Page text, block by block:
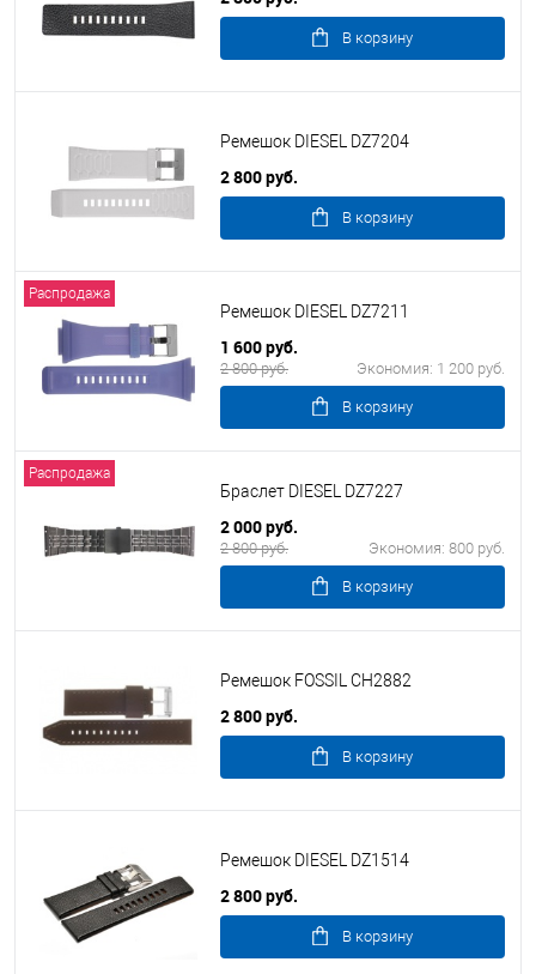
В корзину
Ремешок DIESEL DZ7204
2 800 руб.
В корзину
Распродажа
Ремешок DIESEL DZ7211
1 600 руб.
2 800 руб. Экономия: 1 200 руб.
В корзину
Распродажа
Браслет DIESEL DZ7227
2 000 руб.
2 800 руб. Экономия: 800 руб.
В корзину
Ремешок FOSSIL CH2882
2 800 руб.
В корзину
Ремешок DIESEL DZ1514
2 800 руб.
В корзину